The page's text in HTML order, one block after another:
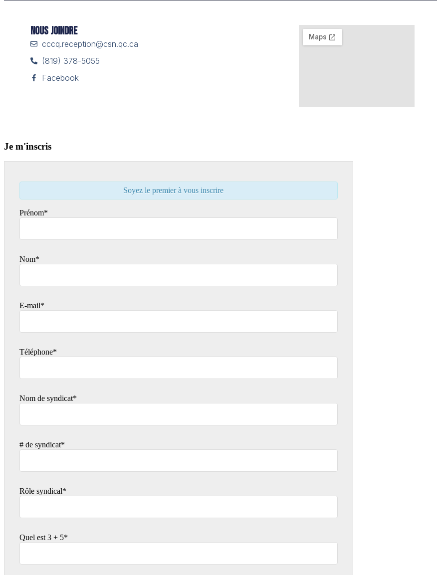
Nous Joindre
cccq.reception@csn.qc.ca
(819) 378-5055
Facebook
Je m'inscris
Soyez le premier à vous inscrire
Prénom*
Nom*
E-mail*
Téléphone*
Nom de syndicat*
# de syndicat*
Rôle syndical*
Quel est 3 + 5*